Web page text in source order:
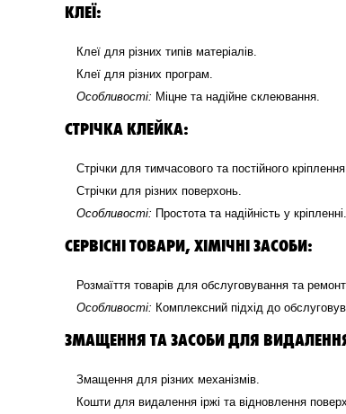
КЛЕЇ:
Клеї для різних типів матеріалів.
Клеї для різних програм.
Особливості: Міцне та надійне склеювання.
СТРІЧКА КЛЕЙКА:
Стрічки для тимчасового та постійного
Стрічки для різних поверхонь.
Особливості: Простота та надійність у кріпленні.
СЕРВІСНІ ТОВАРИ, ХІМІЧНІ ЗАСОБИ:
Розмаїття товарів для обслуговування та
Особливості: Комплексний підхід до
ЗМАЩЕННЯ ТА ЗАСОБИ ДЛЯ
Змащення для різних механізмів.
Кошти для видалення іржі та відновлення